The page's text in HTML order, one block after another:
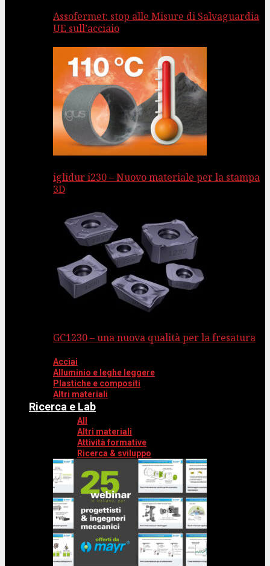
Assofermet: stop alle Misure di Salvaguardia
UE sull’acciaio
iglidur i230 – Nuovo materiale per la stampa
3D
GC1230 – una nuova qualità per la fresatura
Acciai
Alluminio e leghe leggere
Plastiche e compositi
Altri materiali
Ricerca e Lab
All
Altri materiali
Attività formative
Ricerca & sviluppo